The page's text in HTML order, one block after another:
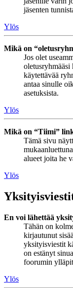
jäsenten
Ylös
Mikä on
Jos olet
oletusryhmääsi
käytettävää
antaa sinulle
asetuksista.
Ylös
Mikä on “Tiimi”
Tämä sivu
alueet joita he
Ylös
En voi lähettää
Tähän on
kirjautunut
yksityisviestit
on estänyt
foorumin
Ylös